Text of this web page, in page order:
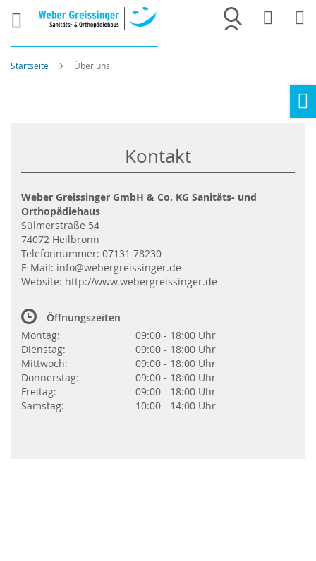
Merkliste
Startseite Über uns
Kontakt
Weber Greissinger GmbH & Co. KG Sanitäts- und
Orthopädiehaus
Sülmerstraße 54
74072 Heilbronn
Telefonnummer: 07131 78230
E-Mail: info@webergreissinger.de
Website: http://www.webergreissinger.de
Öffnungszeiten
Montag:
09:00 - 18:00 Uhr
Dienstag:
09:00 - 18:00 Uhr
Mittwoch:
09:00 - 18:00 Uhr
Donnerstag:
09:00 - 18:00 Uhr
Freitag:
09:00 - 18:00 Uhr
Samstag:
10:00 - 14:00 Uhr